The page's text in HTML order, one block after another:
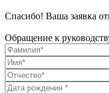
Спасибо! Ваша заявка
Обращение к